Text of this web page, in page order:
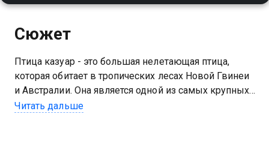
Сюжет
Птица казуар - это большая нелетающая птица,
которая обитает в тропических лесах Новой Гвинеи
и Австралии. Она является одной из самых крупных
существующих птиц на Земле
Читать дальше